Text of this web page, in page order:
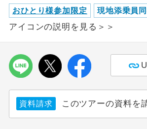
おひとり様参加限定 現地添乗員
アイコンの説明を見る＞＞
資料請求 このツアーの資料を
す。
女性限定
女性限定でご参加い
年齢制限あり
ご参加にあたり年齢
です。
航空会社指定
ホテル指定
ご紹介するホテルを